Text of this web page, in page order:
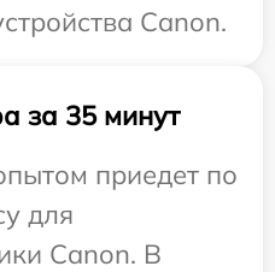
Canon.
за 35 минут
приедет по
для
Canon. В